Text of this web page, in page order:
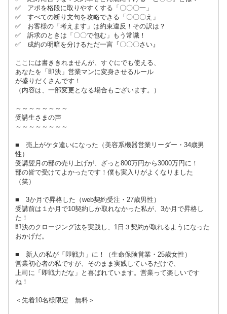
✅ アポを格段に取りやすくする「〇〇〇一」
✅ すべての断り文句を攻略できる「〇〇〇え」
✅ お客様の「考えます」は約束違反！その訳は？
✅ 訴求のときは「〇〇で包む」もう常識！
✅ 成約の明暗を分けるただ一言『〇〇〇さい』
ここには書ききれませんが、すぐにでも使える、
あなたを「即決」営業マンに変身させるルール
が盛りだくさんです！
（内容は、一部変更となる場合もございます。）
～～～～～～～～
受講生さまの声
～～～～～～～～
■ 売上がケタ違いになった（美容系機器営業リーダー・34歳男
性）
受講翌月の部の売り上げが、ざっと800万円から3000万円に！
部の皆で受けてよかったです！僕も実入りがよくなりました
（笑）
■ 3か月で昇格した（web契約受注・27歳男性）
受講前は１か月で10契約しか取れなかった私が、3か月で昇格し
た！
即決のクロージング法を実践し、1日３契約が取れるようになった
おかげだ。
■ 新人の私が「即戦力」に！（生命保険営業・25歳女性）
営業初心者の私ですが、そのまま実践しているだけで、
上司に「即戦力だな」と喜ばれています。営業って楽しいです
ね！
＜先着10名様限定 無料＞